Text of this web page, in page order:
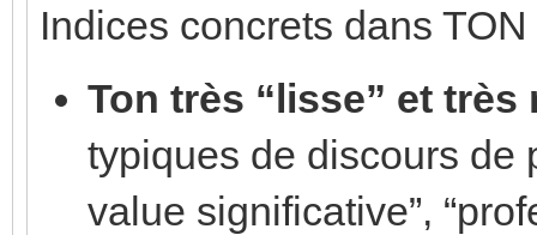
Indices concrets dans
Ton très “lisse” et très
typiques de discours de
value significative”,